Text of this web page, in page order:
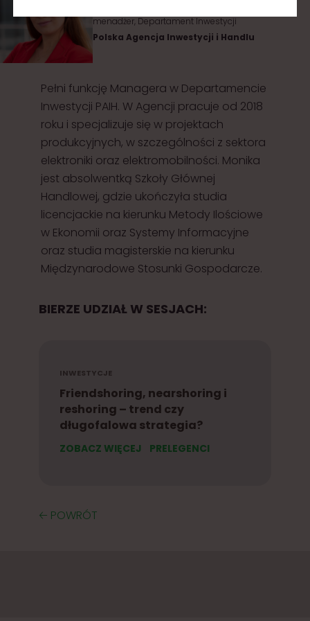
menadżer, Departament Inwestycji
Polska Agencja Inwestycji i Handlu
Pełni funkcję Managera w Departamencie
Inwestycji PAIH. W Agencji pracuje od 2018
roku i specjalizuje się w projektach
produkcyjnych, w szczególności z sektora
elektroniki oraz elektromobilności. Monika
jest absolwentką Szkoły Głównej
Handlowej, gdzie ukończyła studia
licencjackie na kierunku Metody Ilościowe
w Ekonomii oraz Systemy Informacyjne
oraz studia magisterskie na kierunku
Międzynarodowe Stosunki Gospodarcze.
BIERZE UDZIAŁ W SESJACH:
INWESTYCJE
Friendshoring, nearshoring i
reshoring – trend czy
długofalowa strategia?
ZOBACZ WIĘCEJ PRELEGENCI
🡠 POWRÓT